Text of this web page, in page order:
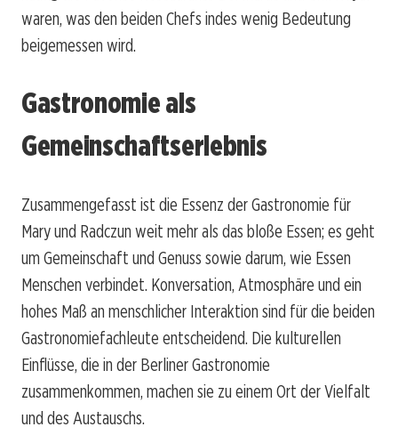
waren, was den beiden Chefs indes wenig Bedeutung
beigemessen wird.
Gastronomie als
Gemeinschaftserlebnis
Zusammengefasst ist die Essenz der Gastronomie für
Mary und Radczun weit mehr als das bloße Essen; es geht
um Gemeinschaft und Genuss sowie darum, wie Essen
Menschen verbindet. Konversation, Atmosphäre und ein
hohes Maß an menschlicher Interaktion sind für die beiden
Gastronomiefachleute entscheidend. Die kulturellen
Einflüsse, die in der Berliner Gastronomie
zusammenkommen, machen sie zu einem Ort der Vielfalt
und des Austauschs.